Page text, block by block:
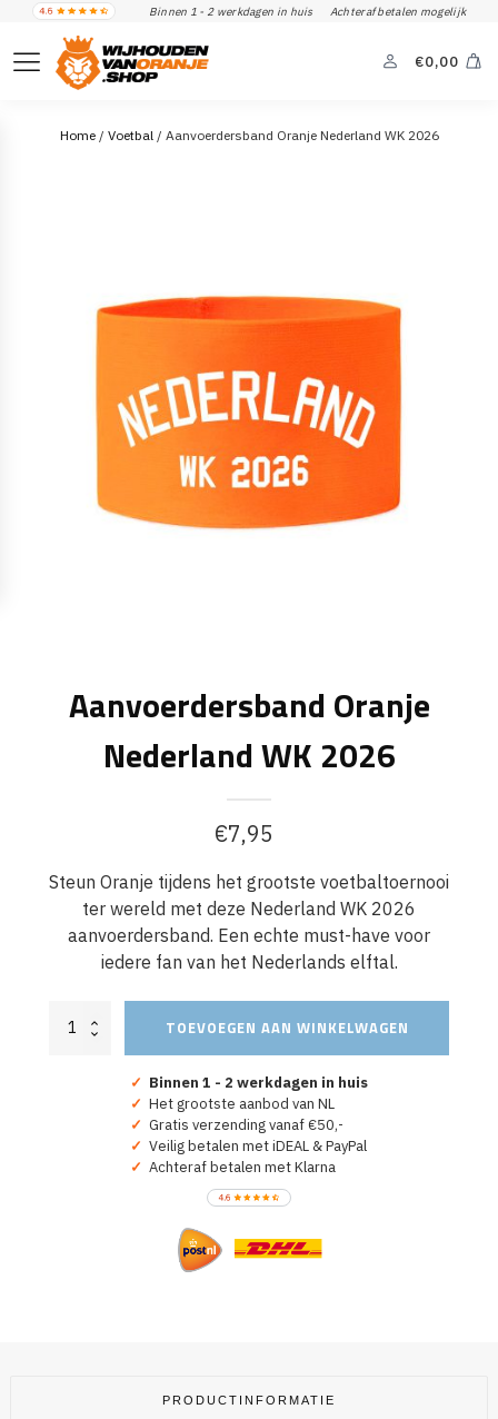
Binnen 1 - 2 werkdagen in huis Achteraf betalen mogelijk
€0,00
Home/ Voetbal/ Aanvoerdersband Oranje Nederland WK 2026
Aanvoerdersband Oranje
Nederland WK 2026
€7,95
Steun Oranje tijdens het grootste voetbaltoernooi
ter wereld met deze Nederland WK 2026
aanvoerdersband. Een echte must-have voor
iedere fan van het Nederlands elftal.
Aanvoerdersband
Oranje
TOEVOEGEN AAN WINKELWAGEN
✓ Binnen 1 - 2 werkdagen in huis
✓ Het grootste aanbod van NL
✓ Gratis verzending vanaf €50,-
✓ Veilig betalen met iDEAL & PayPal
✓ Achteraf betalen met Klarna
PRODUCTINFORMATIE